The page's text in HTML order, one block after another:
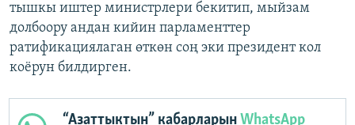
тышкы иштер министрлери бекитип, мыйзам
долбоору андан кийин парламенттер
ратификациялаган өткөн соң эки президент кол
коёрун билдирген.
“Азаттыктын” кабарларынWhatsApp